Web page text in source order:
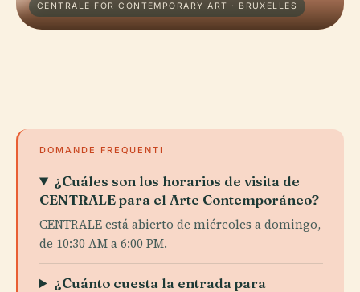
CENTRALE FOR CONTEMPORARY ART · BRUXELLES
DOMANDE FREQUENTI
¿Cuáles son los horarios de visita de
CENTRALE para el Arte Contemporáneo?
CENTRALE está abierto de miércoles a domingo,
de 10:30 AM a 6:00 PM.
¿Cuánto cuesta la entrada para